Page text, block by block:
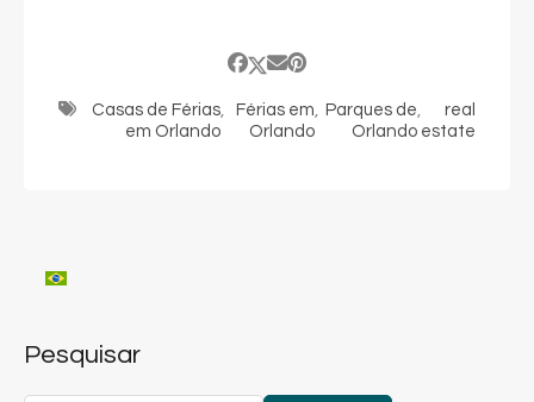
Casas de Férias
em Orlando
,
Férias em
Orlando
, Parques de
Orlando
,
real
estate
Pesquisar